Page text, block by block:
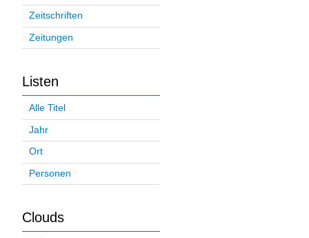
Zeitschriften
Zeitungen
Listen
Alle Titel
Jahr
Ort
Personen
Clouds